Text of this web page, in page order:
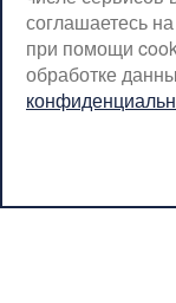
соглашаетесь
при помощи
обработке